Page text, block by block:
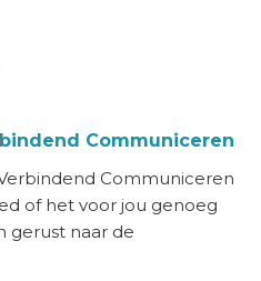
Communiceren
Communiceren
of het voor jou genoeg
gerust naar de